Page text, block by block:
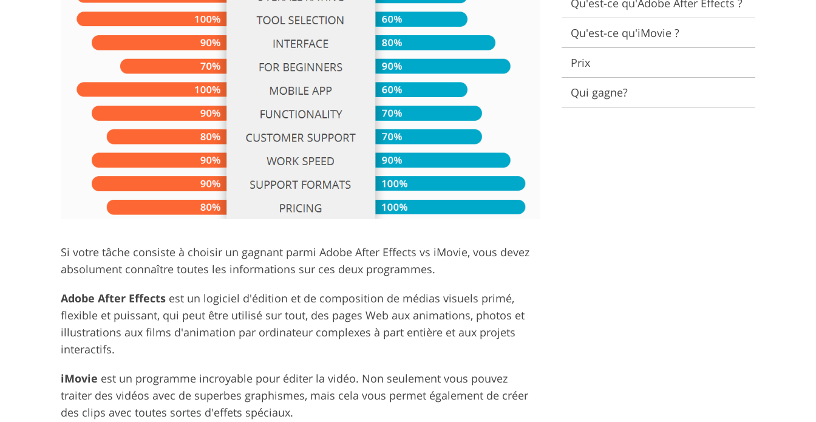
produits
Services de retouche de
bijoux
Données d'Entraînement IA Services de montage vidéo
Si votre tâche consiste à choisir un gagnant parmi Adobe After Effects vs iMovie, vous devez
absolument connaître toutes les informations sur ces deux programmes.
Adobe After Effects est un logiciel d'édition et de composition de médias visuels primé,
flexible et puissant, qui peut être utilisé sur tout, des pages Web aux animations, photos et
illustrations aux films d'animation par ordinateur complexes à part entière et aux projets
interactifs.
iMovie est un programme incroyable pour éditer la vidéo. Non seulement vous pouvez
traiter des vidéos avec de superbes graphismes, mais cela vous permet également de créer
des clips avec toutes sortes d'effets spéciaux.
Qu'est-ce qu'Adobe After Effects ?
Qu'est-ce qu'iMovie ?
Prix
Qui gagne?